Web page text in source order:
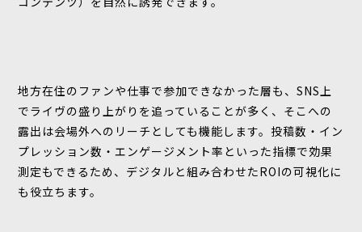
地方在住のファンや仕事で参加できなかった層も、SNS上
でライヴの盛り上がりを追っていることが多く、そこへの
露出は会場外へのリーチとしても機能します。投稿数・イン
プレッション数・エンゲージメント率といった指標で効果
測定もできるため、デジタルと組み合わせたROIの可視化に
も役立ちます。